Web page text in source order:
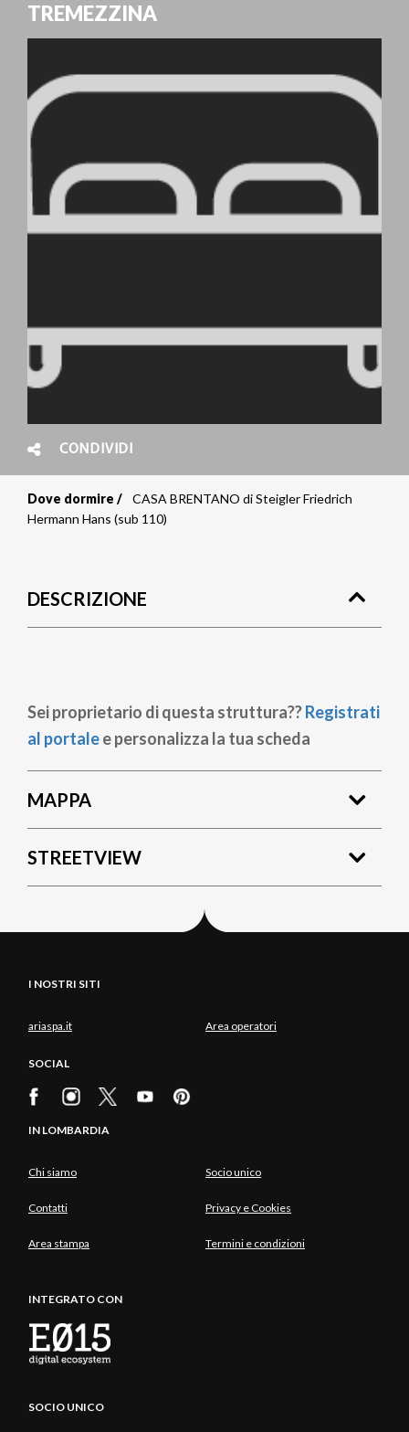
TREMEZZINA
CONDIVIDI
Briciole
pane
Dove dormire
CASA BRENTANO di Steigler Friedrich
Hermann Hans (sub 110)
DESCRIZIONE
Sei proprietario di questa struttura??Registrati
al portalee personalizza la tua scheda
MAPPA
STREETVIEW
I NOSTRI SITI
ariaspa.it Area operatori
SOCIAL
IN LOMBARDIA
Chi siamo Socio unico
Contatti Privacy e Cookies
Area stampa Termini e condizioni
INTEGRATO CON
SOCIO UNICO